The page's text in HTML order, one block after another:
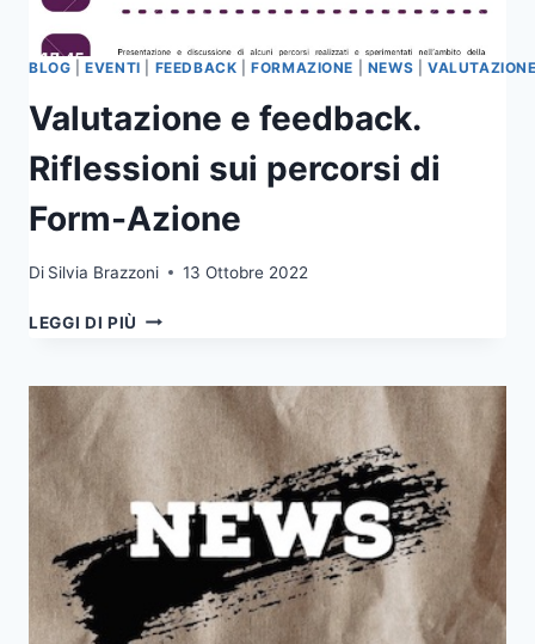
BLOG |EVENTI FEEDBACK |FORMAZIONE NEWS |
Valutazione e feedback.
Riflessioni sui percorsi di
Form-Azione
Di Silvia Brazzoni 13 Ottobre 2022
LEGGI DI PIÙ VALUTAZIONE
RIFLESSIONI
FORM-
AZIONE